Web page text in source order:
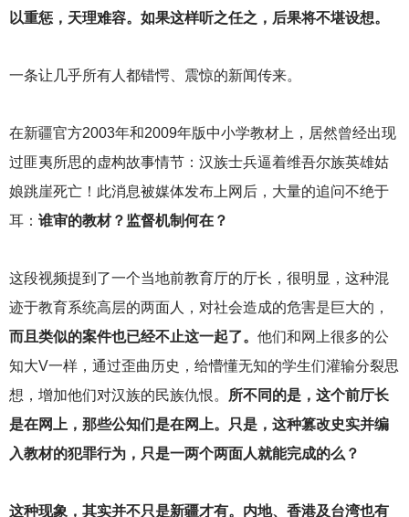
以重惩，天理难容。如果这样听之任之，后果将不堪设想。
一条让几乎所有人都错愕、震惊的新闻传来。
在新疆官方2003年和2009年版中小学教材上，居然曾经出现
过匪夷所思的虚构故事情节：汉族士兵逼着维吾尔族英雄姑
娘跳崖死亡！此消息被媒体发布上网后，大量的追问不绝于
耳： 谁审的教材？监督机制何在？
这段视频提到了一个当地前教育厅的厅长，很明显，这种混
迹于教育系统高层的两面人，对社会造成的危害是巨大的，
而且类似的案件也已经不止这一起了。 他们和网上很多的公
知大V一样，通过歪曲历史，给懵懂无知的学生们灌输分裂思
想，增加他们对汉族的民族仇恨。
所不同的是，这个前厅长
是在网上，那些公知们是在网上。只是，这种篡改史实并编
入教材的犯罪行为，只是一两个两面人就能完成的么？
这种现象，其实并不只是新疆才有。内地、香港及台湾也有